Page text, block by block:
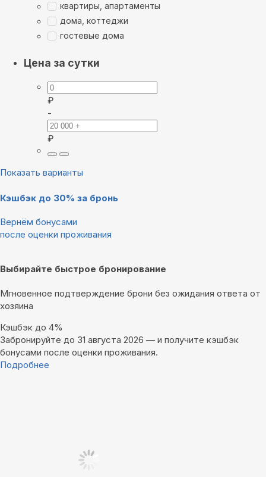
квартиры, апартаменты
дома, коттеджи
гостевые дома
Цена за сутки
₽
-
₽
Показать варианты
Кэшбэк до 30% за бронь
Вернём бонусами
после оценки проживания
Выбирайте быстрое бронирование
Мгновенное подтверждение брони без ожидания ответа от
хозяина
Кэшбэк до 4%
Забронируйте до 31 августа 2026 — и получите кэшбэк
бонусами после оценки проживания.
Подробнее